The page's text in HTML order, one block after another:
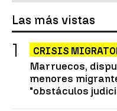
Las más vistas
CRISIS
Marruecos,
menores
"obstáculos